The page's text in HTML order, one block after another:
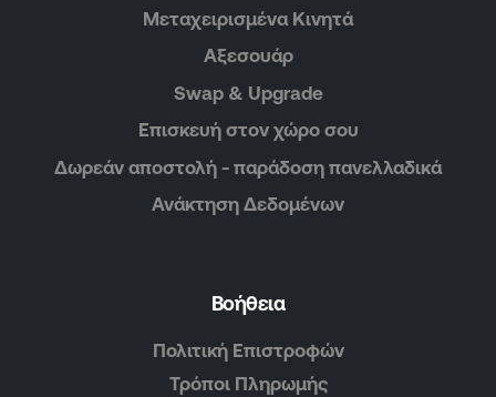
Μεταχειρισμένα Κινητά
Αξεσουάρ
Swap & Upgrade
Επισκευή στον χώρο σου
Δωρεάν αποστολή - παράδοση πανελλαδικά
Ανάκτηση Δεδομένων
Βοήθεια
Πολιτική Επιστροφών
Τρόποι Πληρωμής